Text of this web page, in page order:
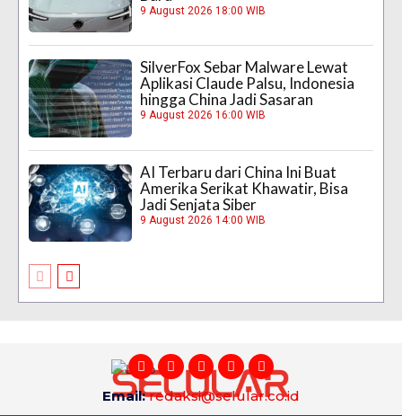
9 August 2026 18:00 WIB
SilverFox Sebar Malware Lewat
Aplikasi Claude Palsu, Indonesia
hingga China Jadi Sasaran
9 August 2026 16:00 WIB
AI Terbaru dari China Ini Buat
Amerika Serikat Khawatir, Bisa
Jadi Senjata Siber
9 August 2026 14:00 WIB
Email:redaksi@selular.co.id